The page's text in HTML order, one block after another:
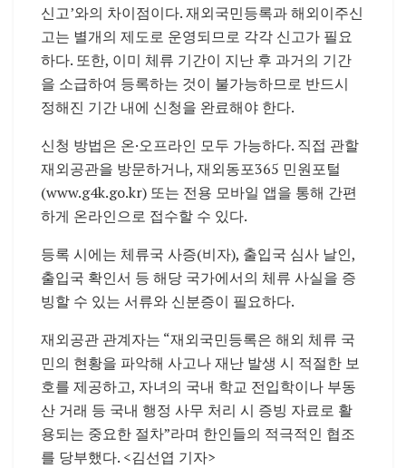
신고’와의 차이점이다. 재외국민등록과 해외이주신
고는 별개의 제도로 운영되므로 각각 신고가 필요
하다. 또한, 이미 체류 기간이 지난 후 과거의 기간
을 소급하여 등록하는 것이 불가능하므로 반드시
정해진 기간 내에 신청을 완료해야 한다.
신청 방법은 온·오프라인 모두 가능하다. 직접 관할
재외공관을 방문하거나, 재외동포365 민원포털
(www.g4k.go.kr) 또는 전용 모바일 앱을 통해 간편
하게 온라인으로 접수할 수 있다.
등록 시에는 체류국 사증(비자), 출입국 심사 날인,
출입국 확인서 등 해당 국가에서의 체류 사실을 증
빙할 수 있는 서류와 신분증이 필요하다.
재외공관 관계자는 “재외국민등록은 해외 체류 국
민의 현황을 파악해 사고나 재난 발생 시 적절한 보
호를 제공하고, 자녀의 국내 학교 전입학이나 부동
산 거래 등 국내 행정 사무 처리 시 증빙 자료로 활
용되는 중요한 절차”라며 한인들의 적극적인 협조
를 당부했다. <김선엽 기자>